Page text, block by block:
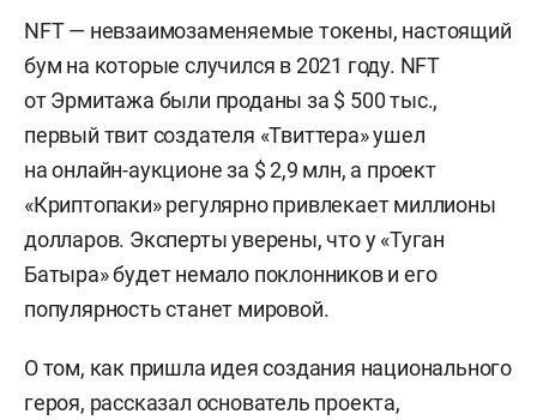
NFT — невзаимозаменяемые токены, настоящий
бум на которые случился в 2021 году. NFT
от Эрмитажа были проданы за $ 500 тыс.,
первый твит создателя «Твиттера» ушел
на онлайн-аукционе за $ 2,9 млн, а проект
«Криптопаки» регулярно привлекает миллионы
долларов. Эксперты уверены, что у «Туган
Батыра» будет немало поклонников и его
популярность станет мировой.
О том, как пришла идея создания национального
героя, рассказал основатель проекта,